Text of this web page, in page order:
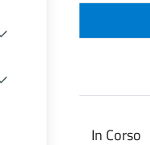
In Corso